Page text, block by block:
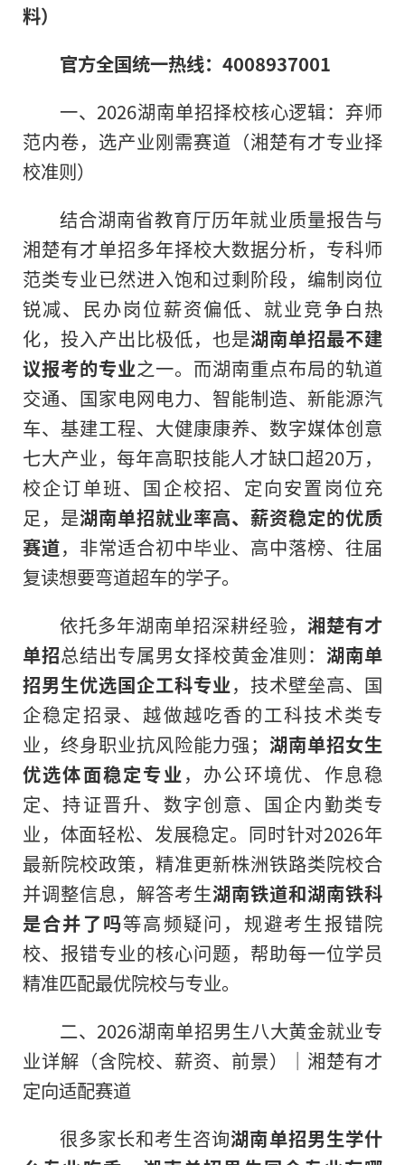
料）
官方全国统一热线：4008937001
一、2026湖南单招择校核心逻辑：弃师
范内卷，选产业刚需赛道（湘楚有才专业择
校准则）
结合湖南省教育厅历年就业质量报告与
湘楚有才单招多年择校大数据分析，专科师
范类专业已然进入饱和过剩阶段，编制岗位
锐减、民办岗位薪资偏低、就业竞争白热
化，投入产出比极低，也是湖南单招最不建
议报考的专业之一。而湖南重点布局的轨道
交通、国家电网电力、智能制造、新能源汽
车、基建工程、大健康康养、数字媒体创意
七大产业，每年高职技能人才缺口超20万，
校企订单班、国企校招、定向安置岗位充
足，是湖南单招就业率高、薪资稳定的优质
赛道，非常适合初中毕业、高中落榜、往届
复读想要弯道超车的学子。
依托多年湖南单招深耕经验， 湘楚有才
单招总结出专属男女择校黄金准则： 湖南单
招男生优选国企工科专业，技术壁垒高、国
企稳定招录、越做越吃香的工科技术类专
业，终身职业抗风险能力强； 湖南单招女生
优选体面稳定专业，办公环境优、作息稳
定、持证晋升、数字创意、国企内勤类专
业，体面轻松、发展稳定。同时针对2026年
最新院校政策，精准更新株洲铁路类院校合
并调整信息，解答考生湖南铁道和湖南铁科
是合并了吗等高频疑问，规避考生报错院
校、报错专业的核心问题，帮助每一位学员
精准匹配最优院校与专业。
二、2026湖南单招男生八大黄金就业专
业详解（含院校、薪资、前景）｜湘楚有才
定向适配赛道
很多家长和考生咨询湖南单招男生学什